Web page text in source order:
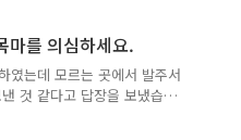
마를 의심하세요.
였는데 모르는 곳에서 발주서
것 같다고 답장을 보냈습
혹시 중요한 것이면 연락